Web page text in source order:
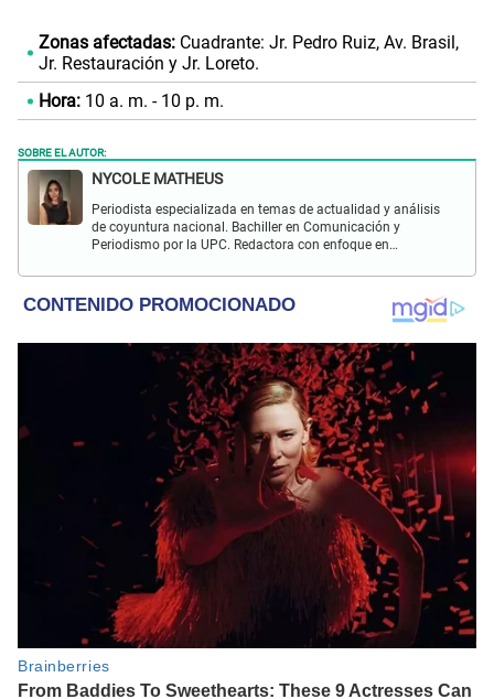
Zonas afectadas: Cuadrante: Jr. Pedro Ruiz, Av. Brasil,
Jr. Restauración y Jr. Loreto.
Hora: 10 a. m. - 10 p. m.
SOBRE EL AUTOR:
NYCOLE MATHEUS
Periodista especializada en temas de actualidad y análisis
de coyuntura nacional. Bachiller en Comunicación y
Periodismo por la UPC. Redactora con enfoque en
revista Wapa.